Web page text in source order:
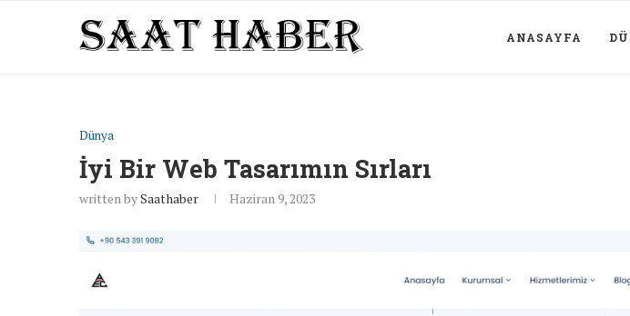
ANASAYFA
Dünya
İyi Bir Web Tasarımın Sırları
written bySaathaber Haziran 9, 2023